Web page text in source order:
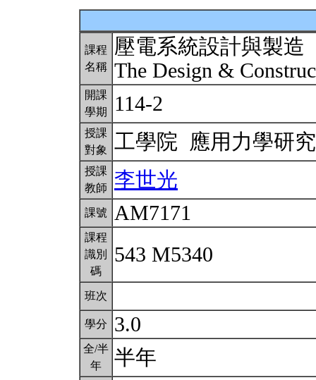
課程
名稱
壓電系統設計與製造
The Design &
開課
學期
114-2
授課
對象
工學院 應用力學研
授課
教師
李世光
課號 AM7171
課程
識別
碼
543 M5340
班次
學分 3.0
全/半
年
半年